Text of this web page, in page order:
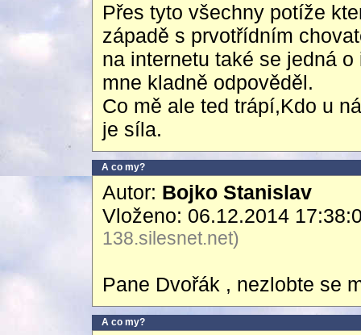
Přes tyto všechny potíže
západě s prvotřídním
na internetu také se jedná
mne kladně odpověděl.
Co mě ale ted trápí,Kdo u
je síla.
A co my?
Autor: Bojko Stanislav
Vloženo: 06.12.2014
138.silesnet.net)
Pane Dvořák , nezlobte se
A co my?